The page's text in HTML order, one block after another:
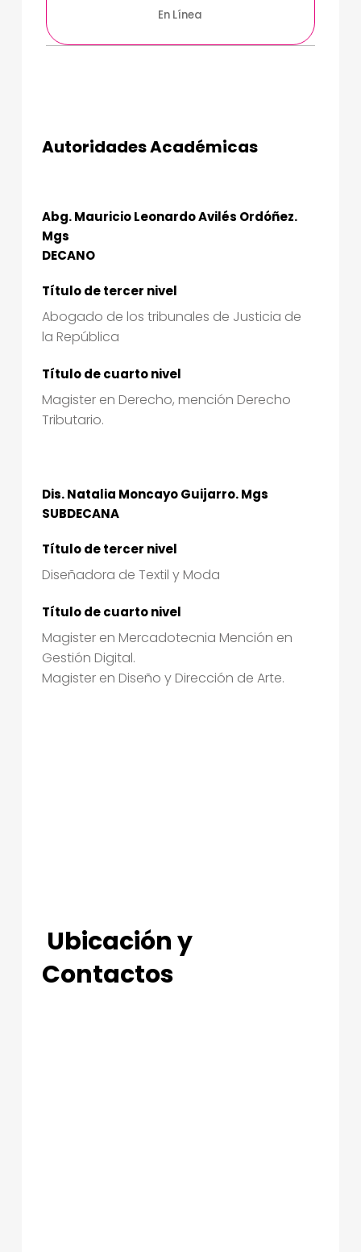
En Línea
Autoridades Académicas
Abg. Mauricio Leonardo Avilés Ordóñez.
Mgs
DECANO
Título de tercer nivel
Abogado de los tribunales de Justicia de
la República
Título de cuarto nivel
Magister en Derecho, mención Derecho
Tributario.
Dis. Natalia Moncayo Guijarro. Mgs
SUBDECANA
Título de tercer nivel
Diseñadora de Textil y Moda
Título de cuarto nivel
Magister en Mercadotecnia Mención en
Gestión Digital.
Magister en Diseño y Dirección de Arte.
Ubicación y
Contactos